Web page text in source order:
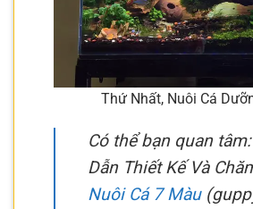
Thứ Nhất, Nuôi Cá
Có thể bạn quan
Dẫn Thiết Kế Và
Nuôi Cá 7 Màu